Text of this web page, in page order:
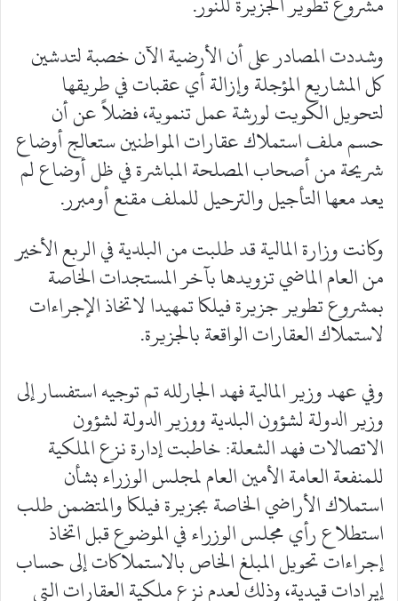
وشددت المصادر على أن الأرضية الآن خصبة لتدشين
كل المشاريع المؤجلة وإزالة أي عقبات في طريقها
لتحويل الكويت لورشة عمل تنموية، فضلاً عن أن
حسم ملف استملاك عقارات المواطنين ستعالج أوضاع
شريحة من أصحاب المصلحة المباشرة في ظل أوضاع لم
يعد معها التأجيل والترحيل للملف مقنع أومبرر.
وكانت وزارة المالية قد طلبت من البلدية في الربع الأخير
من العام الماضي تزويدها بآخر المستجدات الخاصة
بمشروع تطوير جزيرة فيلكا تمهيدا لاتخاذ الإجراءات
لاستملاك العقارات الواقعة بالجزيرة.
وفي عهد وزير المالية فهد الجارلله تم توجيه استفسار إلى
وزير الدولة لشؤون البلدية ووزير الدولة لشؤون
الاتصالات فهد الشعلة: خاطبت إدارة نزع الملكية
للمنفعة العامة الأمين العام ل‍مجلس الوزراء بشأن
استملاك الأراضي الخاصة بجزيرة فيلكا والمتضمن طلب
استطلاع رأي مجلس الوزراء في الموضوع قبل اتخاذ
إجراءات تحويل المبلغ الخاص بالاستملاكات إلى حساب
إيرادات قيدية، وذلك لعدم نزع ملكية العقارات التي